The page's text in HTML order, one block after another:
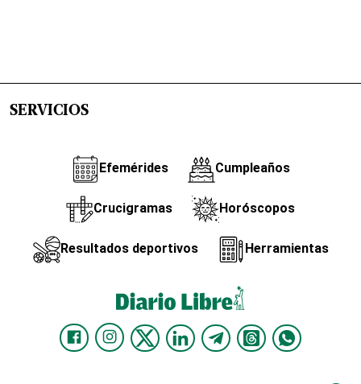
SERVICIOS
Efemérides Cumpleaños
Crucigramas Horóscopos
Resultados deportivos Herramientas